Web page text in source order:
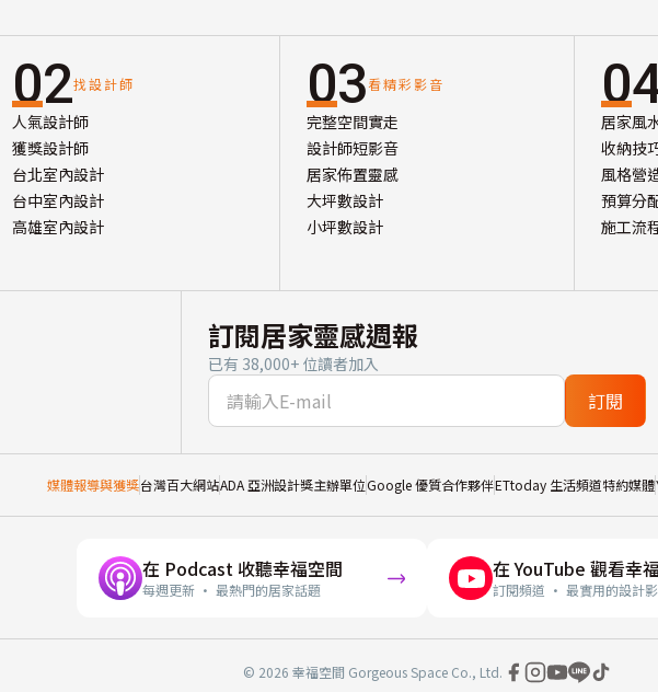
02找設計師
人氣設計師
獲獎設計師
台北室內設計
台中室內設計
高雄室內設計
03看精彩影音
完整空間實走
設計師短影音
居家佈置靈感
大坪數設計
小坪數設計
居家風
收納技
風格營
預算分
施工流
訂閱居家靈感週報
已有 38,000+ 位讀者加入
訂閱
媒體報導與獲獎台灣百大網站ADA 亞洲設計獎主辦單位Google 優質合作夥伴ETtoday 生活頻道特約媒體
在 Podcast 收聽幸福空間
每週更新 · 最熱門的居家話題
在 YouTube 觀看幸
訂閱頻道 · 最實用的設計
© 2026 幸福空間 Gorgeous Space Co., Ltd.